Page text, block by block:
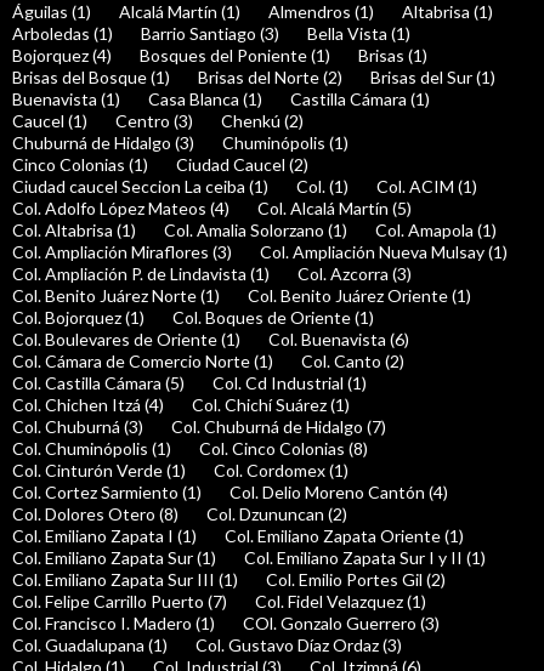
Águilas (1) Alcalá Martín (1) Almendros (1)
Altabrisa (1)
Arboledas (1)
Barrio Santiago (3)
Bella Vista (1)
Bojorquez (4)
Bosques del Poniente (1)
Brisas (1)
Brisas del Bosque (1)
Brisas del Norte (2)
Brisas del Sur (1)
Buenavista (1)
Casa Blanca (1)
Castilla Cámara (1)
Caucel (1)
Centro (3)
Chenkú (2)
Chuburná de Hidalgo (3)
Chuminópolis (1)
Cinco Colonias (1)
Ciudad Caucel (2)
Ciudad caucel Seccion La ceiba (1)
Col. (1)
Col. ACIM (1)
Col. Adolfo López Mateos (4)
Col. Alcalá Martín (5)
Col. Altabrisa (1)
Col. Amalia Solorzano (1)
Col. Amapola (1)
Col. Ampliación Miraflores (3)
Col. Ampliación Nueva Mulsay (1)
Col. Ampliación P. de Lindavista (1)
Col. Azcorra (3)
Col. Benito Juárez Norte (1)
Col. Benito Juárez Oriente (1)
Col. Bojorquez (1)
Col. Boques de Oriente (1)
Col. Boulevares de Oriente (1)
Col. Buenavista (6)
Col. Cámara de Comercio Norte (1)
Col. Canto (2)
Col. Castilla Cámara (5)
Col. Cd Industrial (1)
Col. Chichen Itzá (4)
Col. Chichí Suárez (1)
Col. Chuburná (3)
Col. Chuburná de Hidalgo (7)
Col. Chuminópolis (1)
Col. Cinco Colonias (8)
Col. Cinturón Verde (1)
Col. Cordomex (1)
Col. Cortez Sarmiento (1)
Col. Delio Moreno Cantón (4)
Col. Dolores Otero (8)
Col. Dzununcan (2)
Col. Emiliano Zapata I (1)
Col. Emiliano Zapata Oriente (1)
Col. Emiliano Zapata Sur (1)
Col. Emiliano Zapata Sur I y II (1)
Col. Emiliano Zapata Sur III (1)
Col. Emilio Portes Gil (2)
Col. Felipe Carrillo Puerto (7)
Col. Fidel Velazquez (1)
Col. Francisco I. Madero (1)
COl. Gonzalo Guerrero (3)
Col. Guadalupana (1)
Col. Gustavo Díaz Ordaz (3)
Col. Hidalgo (1)
Col. Industrial (3)
Col. Itzimná (6)